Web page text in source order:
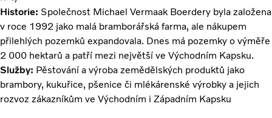
Historie: Společnost Michael Vermaak Boerdery byla založena
v roce 1992 jako malá bramborářská farma, ale nákupem
přilehlých pozemků expandovala. Dnes má pozemky o výměře
2 000 hektarů a patří mezi největší ve Východním Kapsku.
Služby: Pěstování a výroba zemědělských produktů jako
brambory, kukuřice, pšenice či mlékárenské výrobky a jejich
rozvoz zákazníkům ve Východním i Západním Kapsku